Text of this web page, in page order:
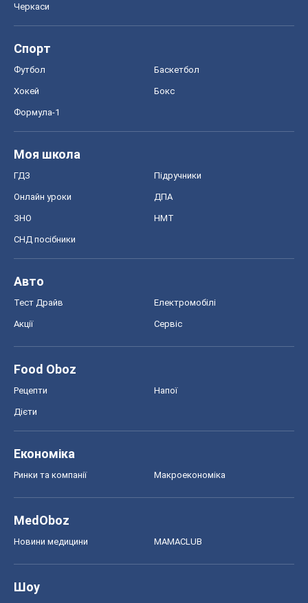
Черкаси
Спорт
Футбол Баскетбол
Хокей Бокс
Формула-1
Моя школа
ГДЗ Підручники
Онлайн уроки ДПА
ЗНО НМТ
СНД посібники
Авто
Тест Драйв Електромобілі
Акції Сервіс
Food Oboz
Рецепти Напої
Дієти
Економіка
Ринки та компанії Макроекономіка
MedOboz
Новини медицини MAMACLUB
Шоу